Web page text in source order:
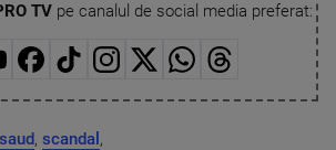
TVpe canalul de social media preferat:
, scandal ,